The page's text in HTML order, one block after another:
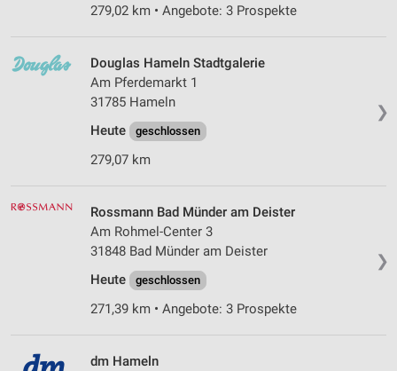
279,02 km • Angebote: 3 Prospekte
❯
Douglas Hameln Stadtgalerie
Am Pferdemarkt 1
31785 Hameln
Heute
geschlossen
279,07 km
❯
Rossmann Bad Münder am Deister
Am Rohmel-Center 3
31848 Bad Münder am Deister
Heute
geschlossen
271,39 km • Angebote: 3 Prospekte
dm Hameln